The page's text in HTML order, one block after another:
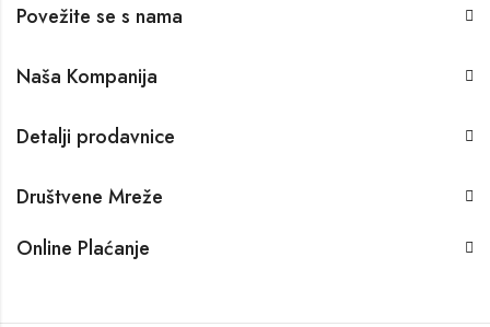
Povežite se s nama
Naša Kompanija
Detalji prodavnice
Društvene Mreže
Online Plaćanje